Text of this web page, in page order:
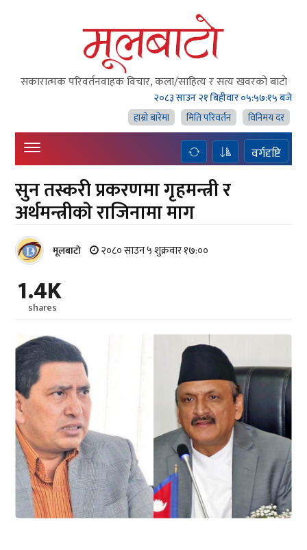
सकारात्मक परिवर्तनवाहक विचार, कला/साहित्य र सत्य खवरको बाटाे
२०८३ साउन २१ बिहीवार०५:५७:१६ बजे
हाम्राे बारेमा
मिति परिवर्तन विनिमय दर
वर्गदृष्टि
सुन तस्करी प्रकरणमा गृहमन्त्री र
अर्थमन्त्रीकाे राजिनामा माग
मूलबाटाे २०८० साउन ५ शुक्रवार १७:००
1.4K
shares